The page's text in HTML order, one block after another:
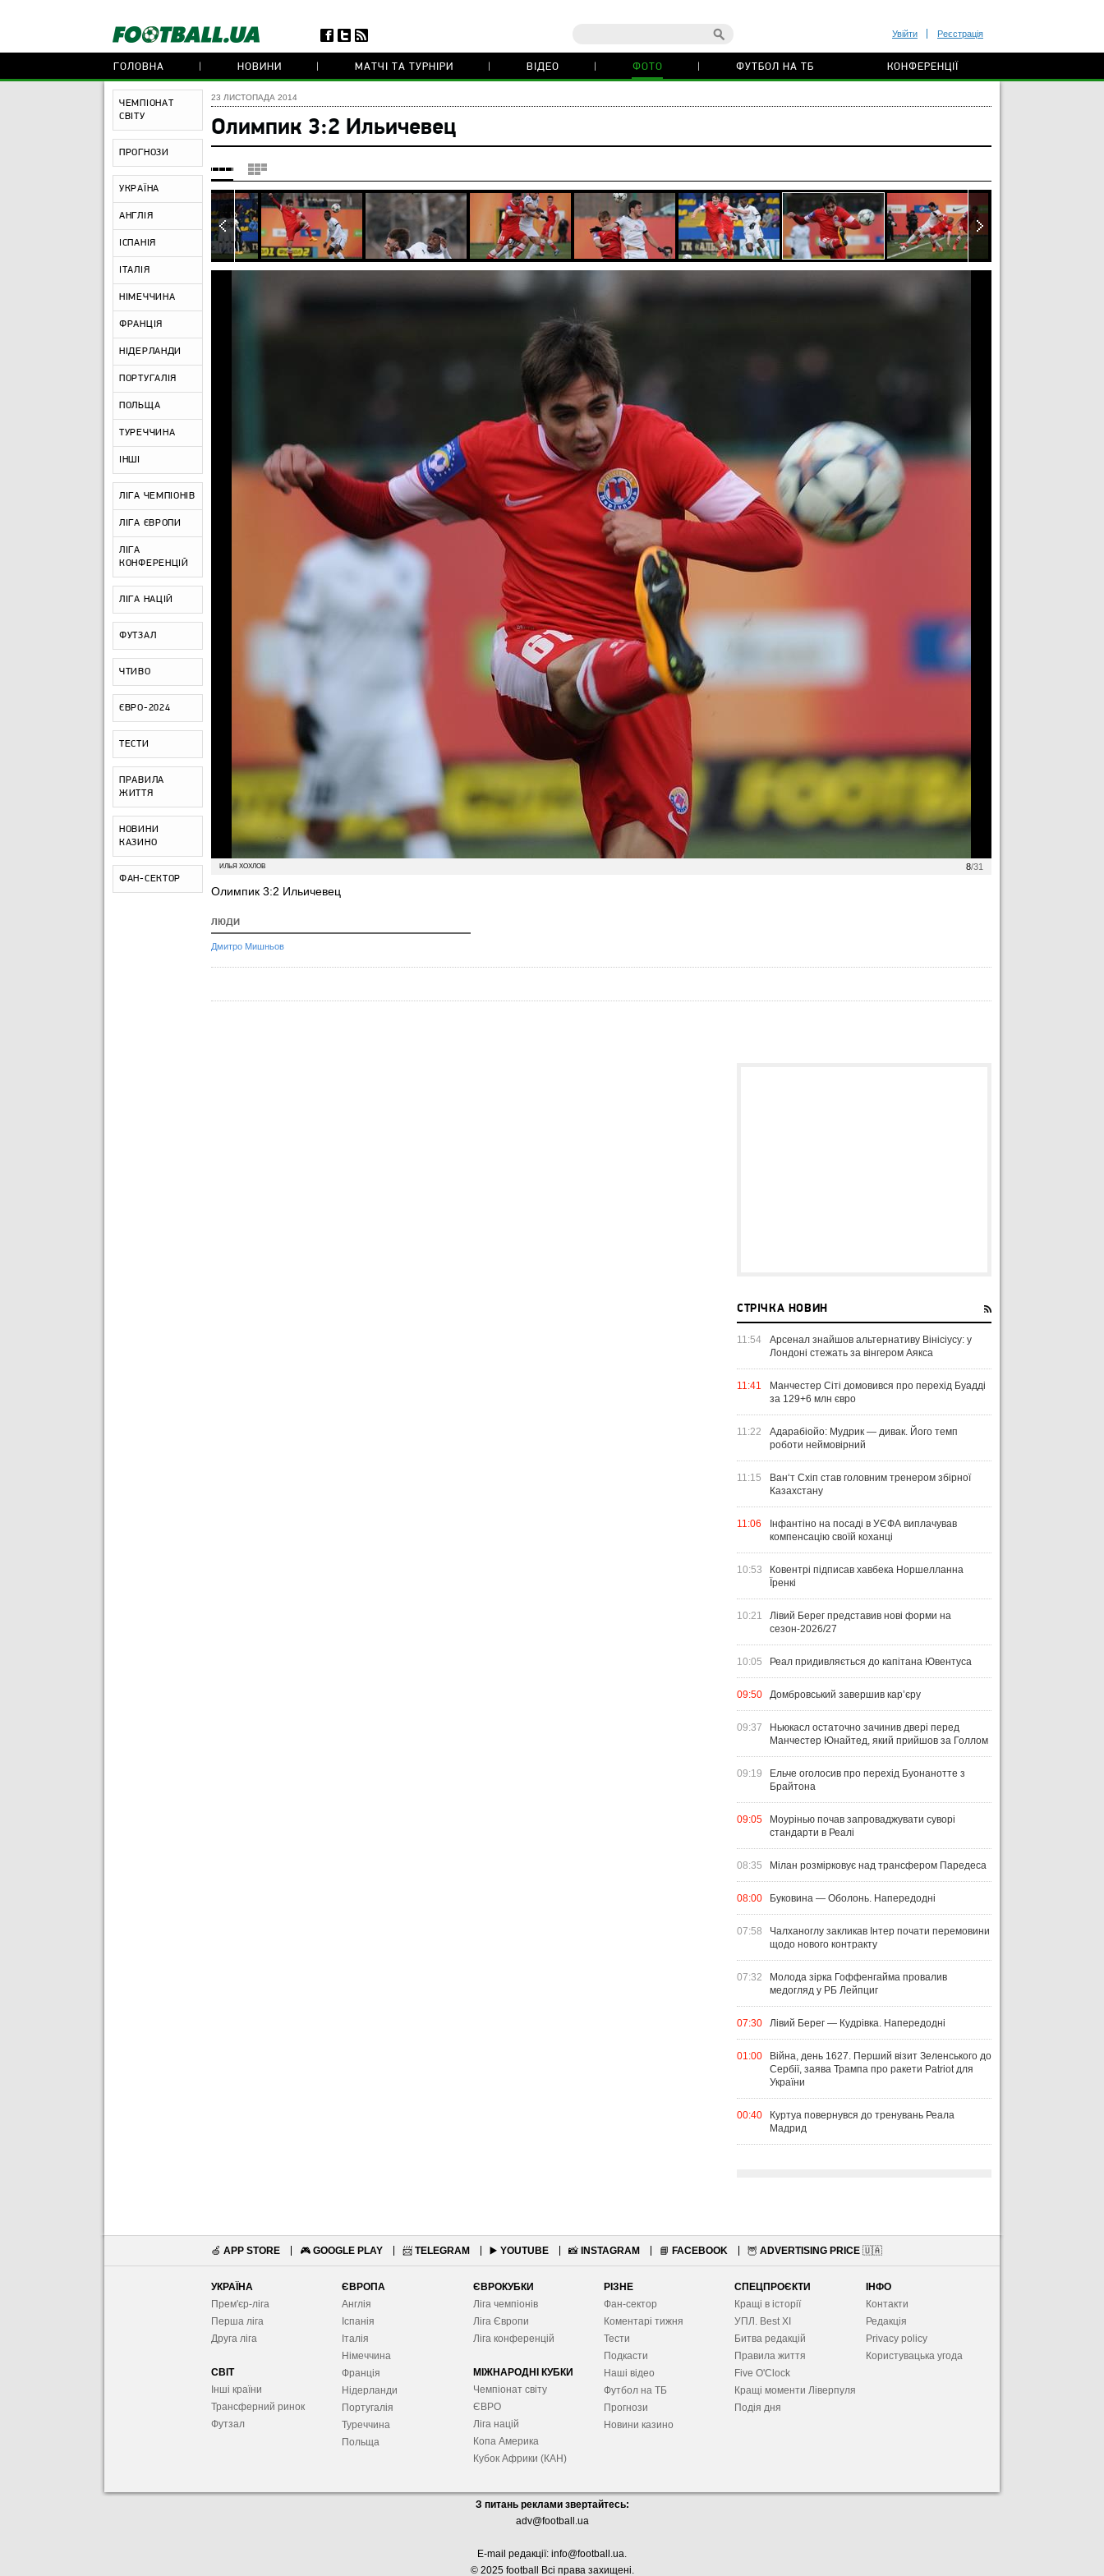
Увійти Реєстрація
ГОЛОВНА НОВИНИ МАТЧІ ТА ТУРНІРИ ВІДЕО ФОТО ФУТБОЛ НА ТБ КОНФЕРЕНЦІЇ
ЧЕМПІОНАТ
СВІТУ
ПРОГНОЗИ
УКРАЇНА
АНГЛІЯ
ІСПАНІЯ
ІТАЛІЯ
НІМЕЧЧИНА
ФРАНЦІЯ
НІДЕРЛАНДИ
ПОРТУГАЛІЯ
ПОЛЬЩА
ТУРЕЧЧИНА
ІНШІ
ЛІГА ЧЕМПІОНІВ
ЛІГА ЄВРОПИ
ЛІГА
КОНФЕРЕНЦІЙ
ЛІГА НАЦІЙ
ФУТЗАЛ
ЧТИВО
ЄВРО-2024
ТЕСТИ
ПРАВИЛА
ЖИТТЯ
НОВИНИ
КАЗИНО
ФАН-СЕКТОР
23 ЛИСТОПАДА 2014
Олимпик 3:2 Ильичевец
8/31
ИЛЬЯ ХОХЛОВ
Олимпик 3:2 Ильичевец
ЛЮДИ
Дмитро Мишньов
СТРІЧКА НОВИН
11:54
Арсенал знайшов альтернативу Вінісіусу: у
Лондоні стежать за вінгером Аякса
11:41
Манчестер Сіті домовився про перехід Буадді
за 129+6 млн євро
11:22
Адарабіойо: Мудрик — дивак. Його темп
роботи неймовірний
11:15
Ван‘т Схіп став головним тренером збірної
Казахстану
11:06
Інфантіно на посаді в УЄФА виплачував
компенсацію своїй коханці
10:53
Ковентрі підписав хавбека Норшелланна
Їренкі
10:21
Лівий Берег представив нові форми на
сезон-2026/27
10:05 Реал придивляється до капітана Ювентуса
09:50 Домбровський завершив кар’єру
09:37
Ньюкасл остаточно зачинив двері перед
Манчестер Юнайтед, який прийшов за Голлом
09:19
Ельче оголосив про перехід Буонанотте з
Брайтона
09:05
Моурінью почав запроваджувати суворі
стандарти в Реалі
08:35 Мілан розмірковує над трансфером Паредеса
08:00 Буковина — Оболонь. Напередодні
07:58
Чалханоглу закликав Інтер почати перемовини
щодо нового контракту
07:32
Молода зірка Гоффенгайма провалив
медогляд у РБ Лейпциг
07:30 Лівий Берег — Кудрівка. Напередодні
01:00
Війна, день 1627. Перший візит Зеленського до
Сербії, заява Трампа про ракети Patriot для
України
00:40
Куртуа повернувся до тренувань Реала
Мадрид
🍏 APP STORE 🎮 GOOGLE PLAY 📨 TELEGRAM ▶️ YOUTUBE 📸 INSTAGRAM 📘 FACEBOOK 🦉 ADVERTISING PRICE 🇺🇦
УКРАЇНА
Прем'єр-ліга
Перша ліга
Друга ліга
СВІТ
Інші країни
Трансферний ринок
Футзал
ЄВРОПА
Англія
Іспанія
Італія
Німеччина
Франція
Нідерланди
Португалія
Туреччина
Польща
ЄВРОКУБКИ
Ліга чемпіонів
Ліга Європи
Ліга конференцій
МІЖНАРОДНІ КУБКИ
Чемпіонат світу
ЄВРО
Ліга націй
Копа Америка
Кубок Африки (КАН)
РІЗНЕ
Фан-сектор
Коментарі тижня
Тести
Подкасти
Наші відео
Футбол на ТБ
Прогнози
Новини казино
СПЕЦПРОЄКТИ
Кращі в історії
УПЛ. Best XІ
Битва редакцій
Правила життя
Five O'Clock
Кращі моменти Ліверпуля
Подія дня
ІНФО
Контакти
Редакція
Privacy policy
Користувацька угода
З питань реклами звертайтесь:
adv@football.ua
E-mail редакції: info@football.ua.
© 2025 football Всі права захищені.